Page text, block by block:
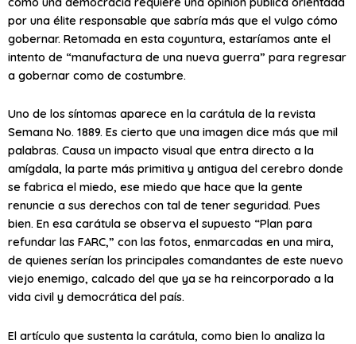
por una élite responsable que sabría más que el vulgo cómo
gobernar. Retomada en esta coyuntura, estaríamos ante el
intento de “manufactura de una nueva guerra” para regresar
a gobernar como de costumbre.
Uno de los síntomas aparece en la carátula de la revista
Semana No. 1889. Es cierto que una imagen dice más que mil
palabras. Causa un impacto visual que entra directo a la
amígdala, la parte más primitiva y antigua del cerebro donde
se fabrica el miedo, ese miedo que hace que la gente
renuncie a sus derechos con tal de tener seguridad. Pues
bien. En esa carátula se observa el supuesto “Plan para
refundar las FARC,” con las fotos, enmarcadas en una mira,
de quienes serían los principales comandantes de este nuevo
viejo enemigo, calcado del que ya se ha reincorporado a la
vida civil y democrática del país.
El artículo que sustenta la carátula, como bien lo analiza la